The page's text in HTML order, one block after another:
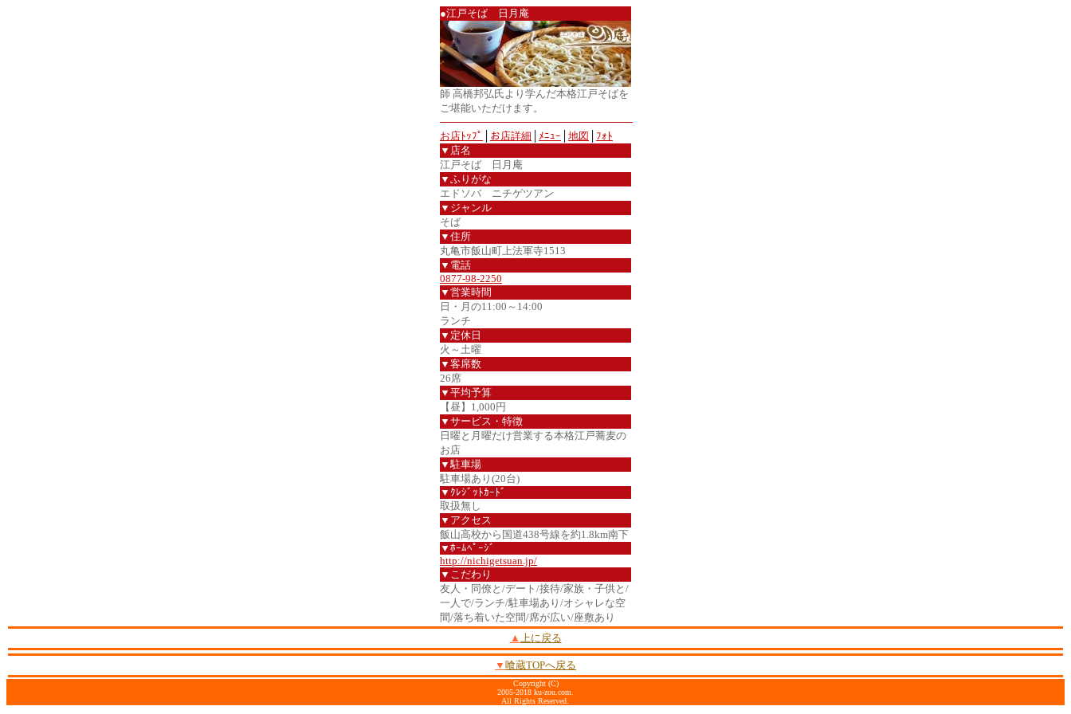
●江戸そば 日月庵
師 高橋邦弘氏より学んだ本格江戸そばを
ご堪能いただけます。
お店ﾄｯﾌﾟ お店詳細 ﾒﾆｭｰ 地図
ﾌｫﾄ
▼店名
江戸そば 日月庵
▼ふりがな
エドソバ ニチゲツアン
▼ジャンル
そば
▼住所
丸亀市飯山町上法軍寺1513
▼電話
0877-98-2250
▼営業時間
日・月の11:00～14:00
ランチ
▼定休日
火～土曜
▼客席数
26席
▼平均予算
【昼】1,000円
▼サービス・特徴
日曜と月曜だけ営業する本格江戸蕎麦の
お店
▼駐車場
駐車場あり(20台)
▼ｸﾚｼﾞｯﾄｶｰﾄﾞ
取扱無し
▼アクセス
飯山高校から国道438号線を約1.8km南下
▼ﾎｰﾑﾍﾟｰｼﾞ
http://nichigetsuan.jp/
▼こだわり
友人・同僚と/デート/接待/家族・子供と/
一人で/ランチ/駐車場あり/オシャレな空
間/落ち着いた空間/席が広い/座敷あり
▲ 上に戻る
▼ 喰蔵TOPへ戻る
Copyright (C)
2005-2018 ku-zou.com.
All Rights Reserved.